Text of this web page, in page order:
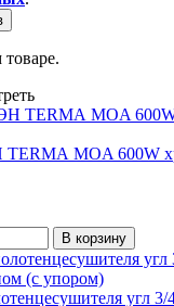
TERMА MOA 600W
В корзину
угл